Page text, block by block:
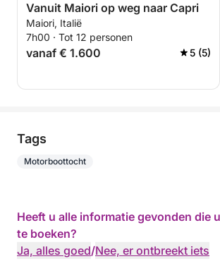
Vanuit Maiori op weg naar Capri
Maiori, Italië
7h00 · Tot 12 personen
vanaf € 1.600 5 (5)
Tags
Motorboottocht
Heeft u alle informatie gevonden die
te boeken?
Ja, alles goed/Nee, er ontbreekt iets